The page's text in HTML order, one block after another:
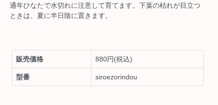
通年ひなたで水切れに注意して育てます。下葉の枯れが目立つ
ときは、夏に半日陰に置きます。
販売価格 880円(税込)
型番 siroezorindou